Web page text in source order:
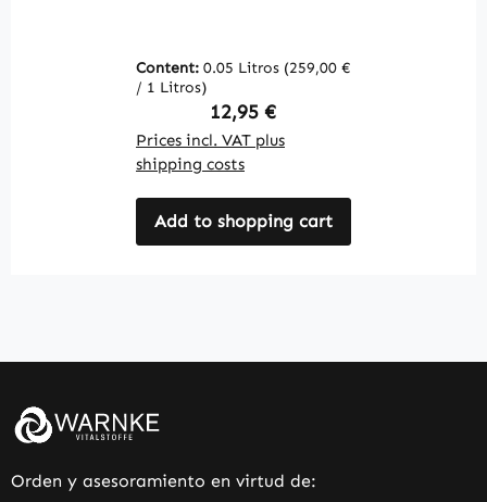
Content: 0.05 Litros (259,00 €
/ 1 Litros)
Regular price:
12,95 €
Prices incl. VAT plus
shipping costs
Add to shopping cart
Orden y asesoramiento en virtud de: